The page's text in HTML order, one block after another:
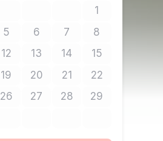
1No tickets
available
5No tickets available
6No tickets available
7No tickets available
8No tickets
available
12No tickets available
13No tickets available
14No tickets available
15No tickets
available
19No tickets available
20No tickets available
21No tickets available
22No tickets
available
26No tickets available
27No tickets available
28No tickets available
29No tickets